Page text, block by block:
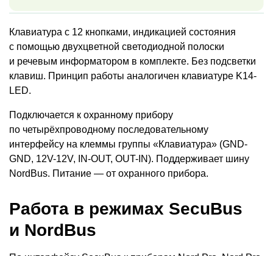
Клавиатура с 12 кнопками, индикацией состояния
с помощью двухцветной светодиодной полоски
и речевым информатором в комплекте. Без подсветки
клавиш. Принцип работы аналогичен клавиатуре K14-
LED.
Подключается к охранному прибору
по четырёхпроводному последовательному
интерфейсу на клеммы группы «Клавиатура» (GND-
GND, 12V-12V, IN-OUT, OUT-IN). Поддерживает шину
NordBus. Питание — от охранного прибора.
Работа в режимах SecuBus
и NordBus